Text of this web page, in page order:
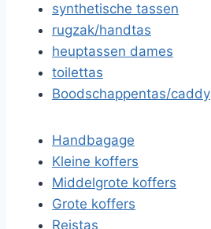
synthetische tassen
rugzak/handtas
heuptassen dames
toilettas
Boodschappentas/caddy
Handbagage
Kleine koffers
Middelgrote koffers
Grote koffers
Reistas